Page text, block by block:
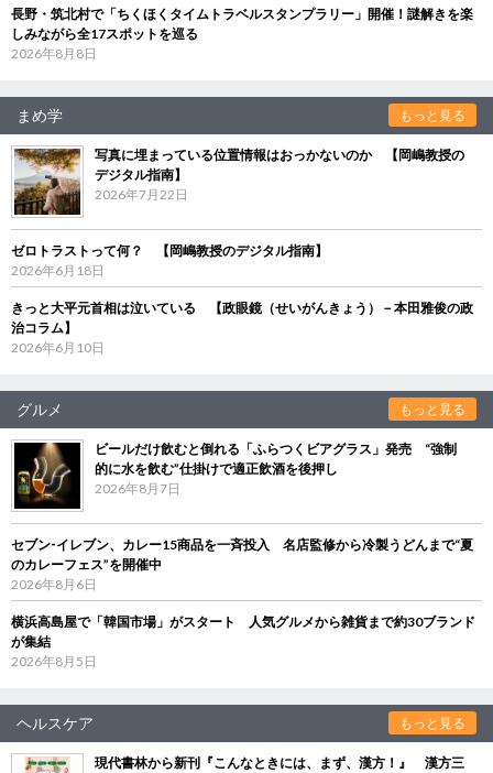
長野・筑北村で「ちくほくタイムトラベルスタンプラリー」開催！謎解きを楽
しみながら全17スポットを巡る
2026年8月8日
まめ学 もっと見る
写真に埋まっている位置情報はおっかないのか 【岡嶋教授の
デジタル指南】
2026年7月22日
ゼロトラストって何？ 【岡嶋教授のデジタル指南】
2026年6月18日
きっと大平元首相は泣いている 【政眼鏡（せいがんきょう）－本田雅俊の政
治コラム】
2026年6月10日
グルメ もっと見る
ビールだけ飲むと倒れる「ふらつくビアグラス」発売 “強制
的に水を飲む”仕掛けで適正飲酒を後押し
2026年8月7日
セブン‐イレブン、カレー15商品を一斉投入 名店監修から冷製うどんまで“夏
のカレーフェス”を開催中
2026年8月6日
横浜高島屋で「韓国市場」がスタート 人気グルメから雑貨まで約30ブランド
が集結
2026年8月5日
ヘルスケア もっと見る
現代書林から新刊『こんなときには、まず、漢方！』 漢方三